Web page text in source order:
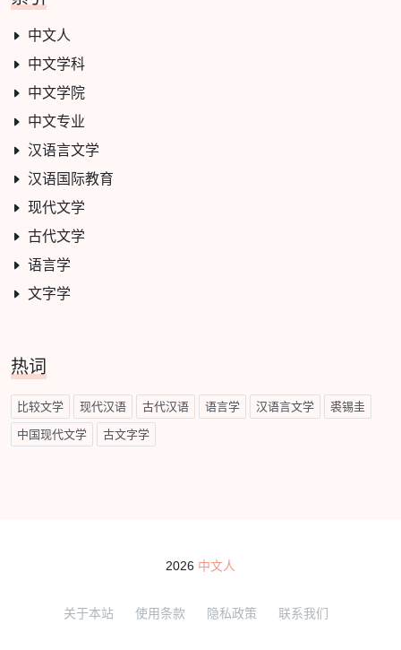
中文人
中文学科
中文学院
中文专业
汉语言文学
汉语国际教育
现代文学
古代文学
语言学
文字学
热词
比较文学 现代汉语 古代汉语 语言学 汉语言文学 裘锡圭
中国现代文学 古文字学
2026 中文人
关于本站 使用条款 隐私政策 联系我们